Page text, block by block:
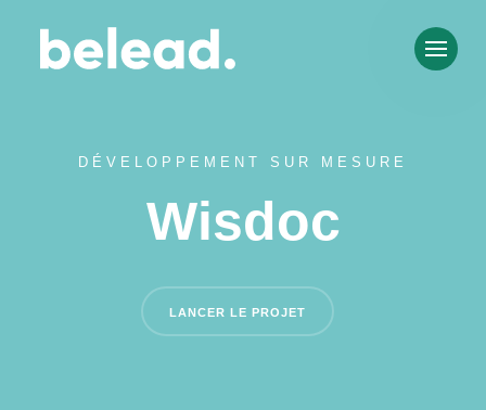
DÉVELOPPEMENT SUR MESURE
Wisdoc
LANCER LE PROJET